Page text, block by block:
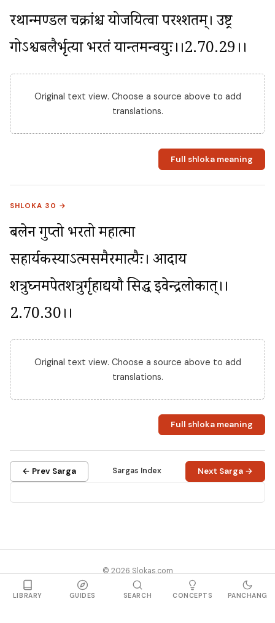
रथान्मण्डल चक्रांश्च योजयित्वा परश्शतम्। उष्ट्र
गोऽश्वबलैर्भृत्या भरतं यान्तमन्वयुः।।2.70.29।।
Original text view. Choose a source above to add
translations.
Full shloka meaning
SHLOKA 30 →
बलेन गुप्तो भरतो महात्मा
सहार्यकस्याऽत्मसमैरमात्यैः। आदाय
शत्रुघ्नमपेतशत्रुर्गृहाद्ययौ सिद्ध इवेन्द्रलोकात्।।
2.70.30।।
Original text view. Choose a source above to add
translations.
Full shloka meaning
← Prev Sarga Sargas Index Next Sarga →
© 2026 Slokas.com
LibraryGuides ConceptsAbout ContactSitemap
LIBRARY GUIDES SEARCH CONCEPTS PANCHANG